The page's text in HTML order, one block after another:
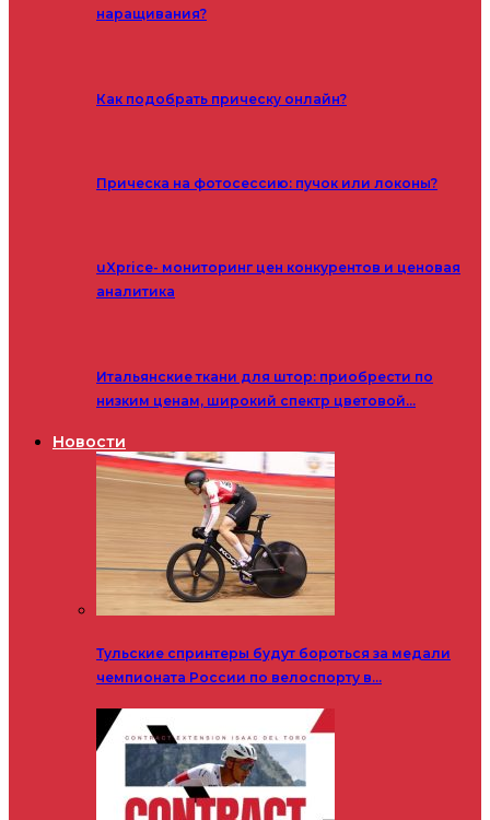
наращивания?
Как подобрать прическу онлайн?
Прическа на фотосессию: пучок или локоны?
uXprice- мониторинг цен конкурентов и ценовая
аналитика
Итальянские ткани для штор: приобрести по
низким ценам, широкий спектр цветовой…
Новости
Тульские спринтеры будут бороться за медали
чемпионата России по велоспорту в…